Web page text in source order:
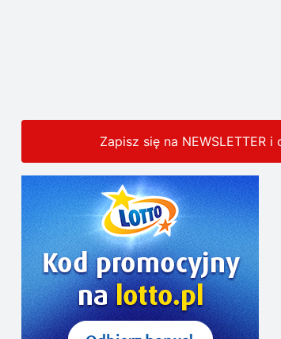
Zapisz się na